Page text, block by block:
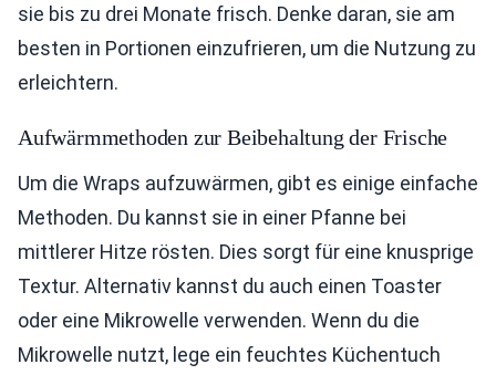
sie bis zu drei Monate frisch. Denke daran, sie am
besten in Portionen einzufrieren, um die Nutzung zu
erleichtern.
Aufwärmmethoden zur Beibehaltung der Frische
Um die Wraps aufzuwärmen, gibt es einige einfache
Methoden. Du kannst sie in einer Pfanne bei
mittlerer Hitze rösten. Dies sorgt für eine knusprige
Textur. Alternativ kannst du auch einen Toaster
oder eine Mikrowelle verwenden. Wenn du die
Mikrowelle nutzt, lege ein feuchtes Küchentuch